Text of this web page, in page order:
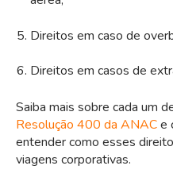
Direitos em caso de
Direitos em casos de
Saiba mais sobre cada um
Resolução 400 da ANACe
entender como esses
viagens corporativas.